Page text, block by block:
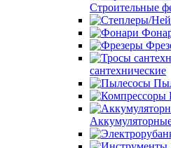
Строительные
сантехнические